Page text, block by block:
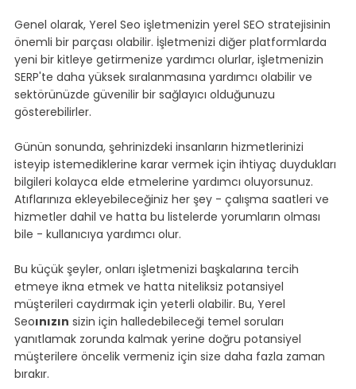
Genel olarak, Yerel Seo işletmenizin yerel SEO stratejisinin
önemli bir parçası olabilir. İşletmenizi diğer platformlarda
yeni bir kitleye getirmenize yardımcı olurlar, işletmenizin
SERP'te daha yüksek sıralanmasına yardımcı olabilir ve
sektörünüzde güvenilir bir sağlayıcı olduğunuzu
gösterebilirler.
Günün sonunda, şehrinizdeki insanların hizmetlerinizi
isteyip istemediklerine karar vermek için ihtiyaç duydukları
bilgileri kolayca elde etmelerine yardımcı oluyorsunuz.
Atıflarınıza ekleyebileceğiniz her şey - çalışma saatleri ve
hizmetler dahil ve hatta bu listelerde yorumların olması
bile - kullanıcıya yardımcı olur.
Bu küçük şeyler, onları işletmenizi başkalarına tercih
etmeye ikna etmek ve hatta niteliksiz potansiyel
müşterileri caydırmak için yeterli olabilir. Bu, Yerel
Seoınızın sizin için halledebileceği temel soruları
yanıtlamak zorunda kalmak yerine doğru potansiyel
müşterilere öncelik vermeniz için size daha fazla zaman
bırakır.